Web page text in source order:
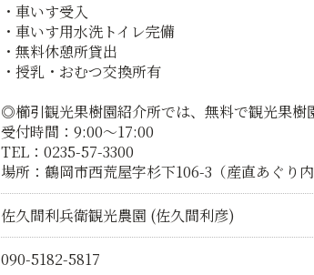
・車いす受入
・車いす用水洗トイレ完備
・無料休憩所貸出
・授乳・おむつ交換所有
◎櫛引観光果樹園紹介所では、無料で観光果樹
受付時間：9:00〜17:00
TEL：0235-57-3300
場所：鶴岡市西荒屋字杉下106-3（産直あぐり内
佐久間利兵衛観光農園 (佐久間利彦)
090-5182-5817